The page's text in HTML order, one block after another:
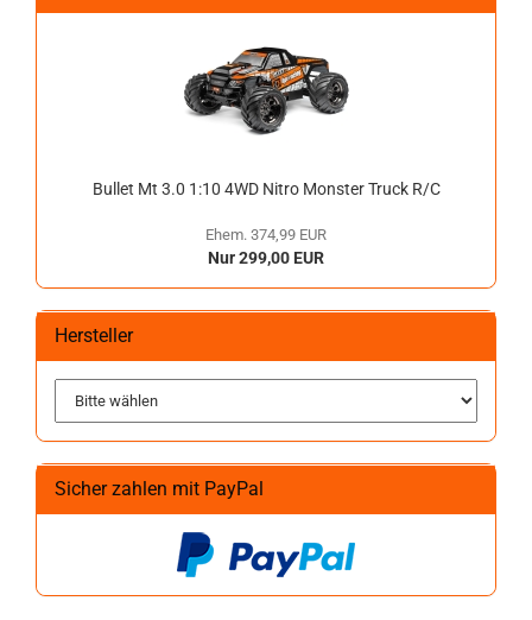
Bullet Mt 3.0 1:10 4WD Nitro Monster Truck R/C
Ehem. 374,99 EUR
Nur 299,00 EUR
Hersteller
Sicher zahlen mit PayPal